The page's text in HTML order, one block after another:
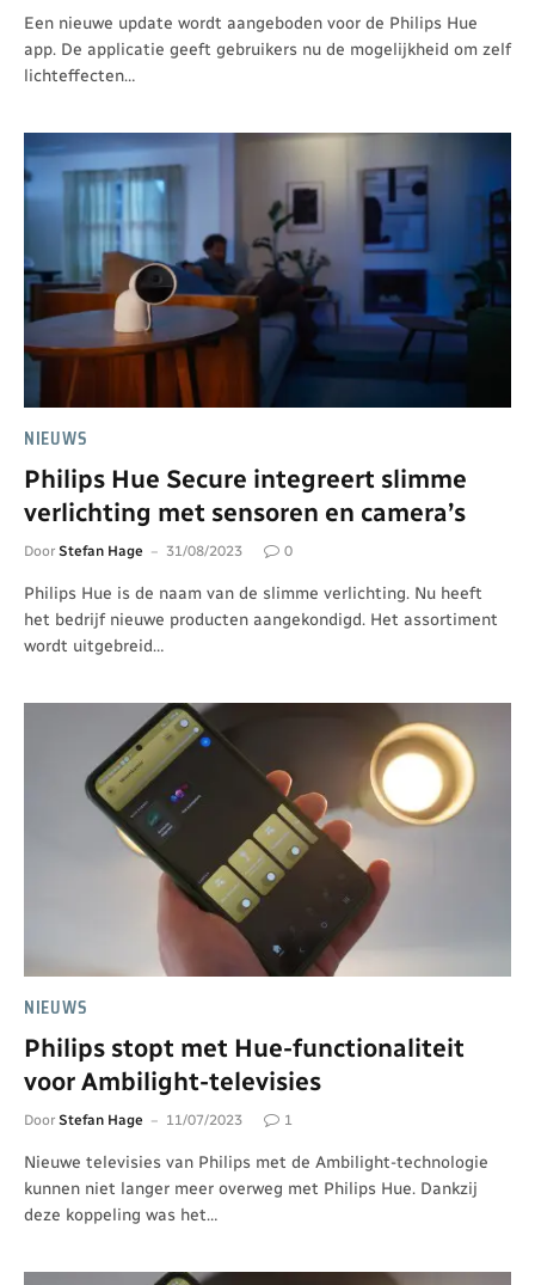
Een nieuwe update wordt aangeboden voor de Philips Hue
app. De applicatie geeft gebruikers nu de mogelijkheid om zelf
lichteffecten…
NIEUWS
Philips Hue Secure integreert slimme
verlichting met sensoren en camera’s
Door Stefan Hage 31/08/2023 0
Philips Hue is de naam van de slimme verlichting. Nu heeft
het bedrijf nieuwe producten aangekondigd. Het assortiment
wordt uitgebreid…
NIEUWS
Philips stopt met Hue-functionaliteit
voor Ambilight-televisies
Door Stefan Hage 11/07/2023 1
Nieuwe televisies van Philips met de Ambilight-technologie
kunnen niet langer meer overweg met Philips Hue. Dankzij
deze koppeling was het…